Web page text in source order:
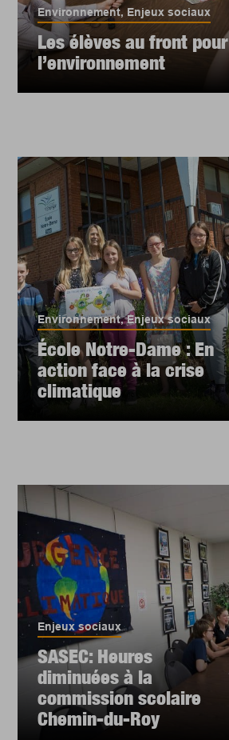
Environnement, Enjeux sociaux
Les élèves au front pour
l’environnement
Environnement,Enjeux sociaux
École Notre-Dame : En
action face à la crise
climatique
Enjeux sociaux
SASEC: Heures
diminuées à la
commission scolaire
Chemin-du-Roy